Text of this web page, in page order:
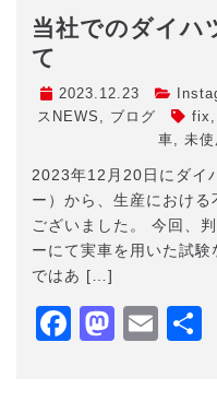
当社でのダイハ
て
2023.12.23
スNEWS , ブログ fix ,
車, 未使
2023年12月20日にダイ
ー）から、生産におけ
ございました。 今回、
ーにて実車を用いた試
ではあ […]
Facebook